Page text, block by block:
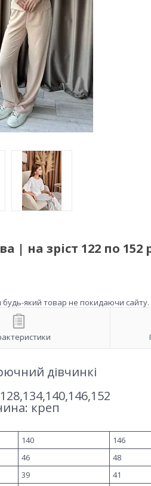
| на зріст 122 по 152
будь-який товар не покидаючи сайту.
дівчинкі
креп
140 146
46 48
39 41